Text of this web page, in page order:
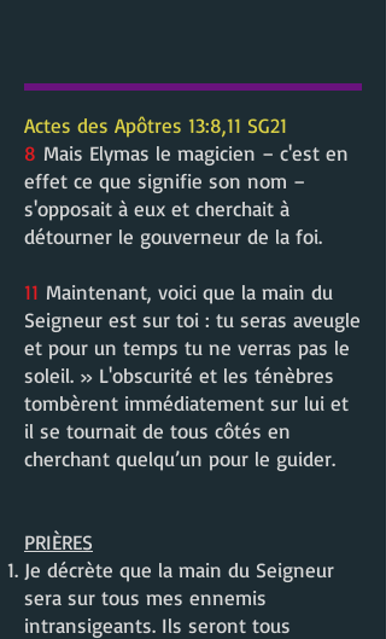
Actes des Apôtres 13:8,11 SG21
8 Mais Elymas le magicien – c'est en
effet ce que signifie son nom –
s'opposait à eux et cherchait à
détourner le gouverneur de la foi.
11 Maintenant, voici que la main du
Seigneur est sur toi : tu seras aveugle
et pour un temps tu ne verras pas le
soleil. » L'obscurité et les ténèbres
tombèrent immédiatement sur lui et
il se tournait de tous côtés en
cherchant quelqu’un pour le guider.
PRIÈRES
Je décrète que la main du Seigneur
sera sur tous mes ennemis
intransigeants. Ils seront tous